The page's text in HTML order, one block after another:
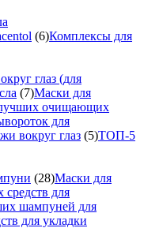
(6)Комплексы для
глаз (для
(7)Маски для
очищающих
для
вокруг глаз (5)ТОП-5
(28)Маски для
для
шампуней для
для укладки